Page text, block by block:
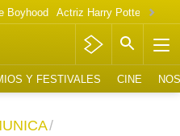
Boyhood Actriz Harry Potter
Y FESTIVALES CINE